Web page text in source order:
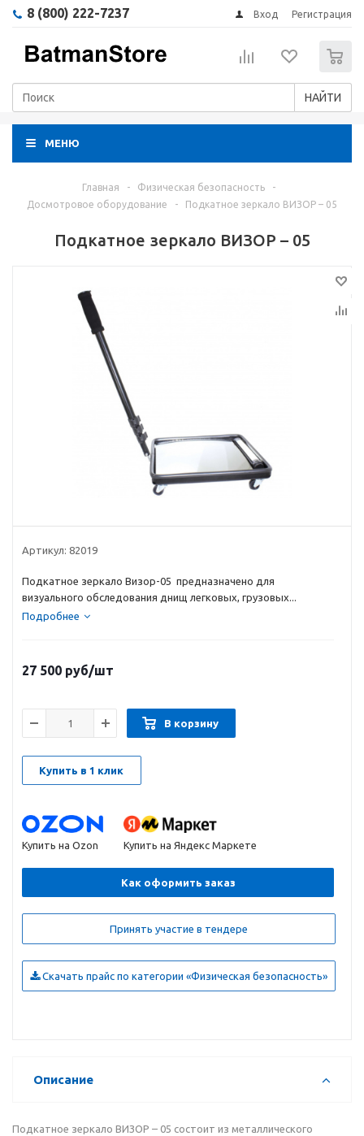
8 (800) 222-7237 Вход Регистрация
НАЙТИ
МЕНЮ
Главная - Физическая безопасность
-
Досмотровое оборудование
- Подкатное зеркало ВИЗОР – 05
Подкатное зеркало ВИЗОР – 05
Артикул: 82019
Подкатное зеркало Визор-05 предназначено для
визуального обследования днищ легковых, грузовых...
Подробнее
27 500 руб/шт
В корзину
Купить в 1 клик
Купить на Ozon Купить на Яндекс Маркете
Как оформить заказ
Принять участие в тендере
Скачать прайс по категории «Физическая безопасность»
Описание
Подкатное зеркало ВИЗОР – 05 состоит из металлического